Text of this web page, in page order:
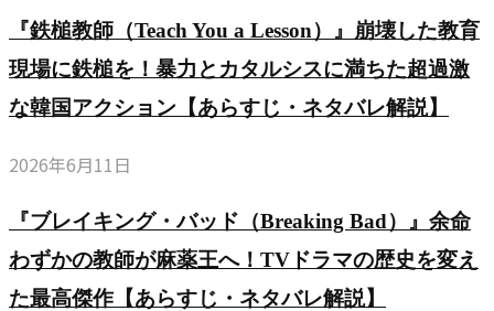
『鉄槌教師（Teach You a Lesson）』崩壊した教育
現場に鉄槌を！暴力とカタルシスに満ちた超過激
な韓国アクション【あらすじ・ネタバレ解説】
2026年6月11日
『ブレイキング・バッド（Breaking Bad）』余命
わずかの教師が麻薬王へ！TVドラマの歴史を変え
た最高傑作【あらすじ・ネタバレ解説】